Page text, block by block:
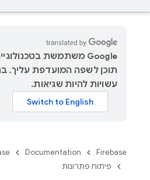
תוכן לשפה המועדפת עליך.
עשויות להיות שגיאות.
Firebase
Documentation
פיתוח פתרונות